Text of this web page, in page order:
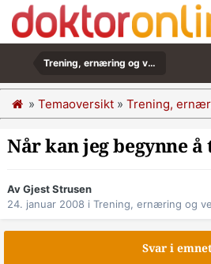
Trening, ernæring og vektmestring
» Temaoversikt » Trening,
Når kan jeg begynne å
Av Gjest Strusen
24. januar 2008 i Trening, ernæring og
Svar i